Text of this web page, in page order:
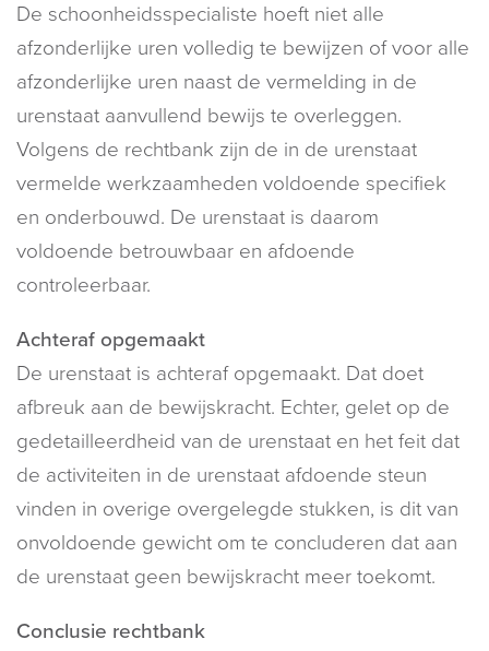
De schoonheidsspecialiste hoeft niet alle
afzonderlijke uren volledig te bewijzen of voor alle
afzonderlijke uren naast de vermelding in de
urenstaat aanvullend bewijs te overleggen.
Volgens de rechtbank zijn de in de urenstaat
vermelde werkzaamheden voldoende specifiek
en onderbouwd. De urenstaat is daarom
voldoende betrouwbaar en afdoende
controleerbaar.
Achteraf opgemaakt
De urenstaat is achteraf opgemaakt. Dat doet
afbreuk aan de bewijskracht. Echter, gelet op de
gedetailleerdheid van de urenstaat en het feit dat
de activiteiten in de urenstaat afdoende steun
vinden in overige overgelegde stukken, is dit van
onvoldoende gewicht om te concluderen dat aan
de urenstaat geen bewijskracht meer toekomt.
Conclusie rechtbank